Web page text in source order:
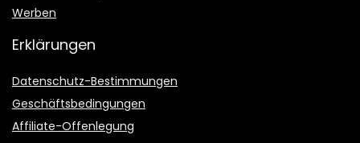
Werben
Erklärungen
Datenschutz-Bestimmungen
Geschäftsbedingungen
Affiliate-Offenlegung